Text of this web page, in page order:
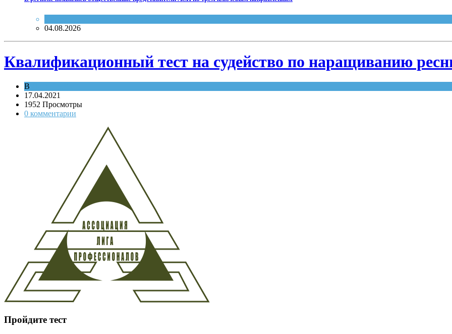
04.08.2026
Квалификационный тест на судейство по наращиванию
В
17.04.2021
1952 Просмотры
0 комментарии
Пройдите тест